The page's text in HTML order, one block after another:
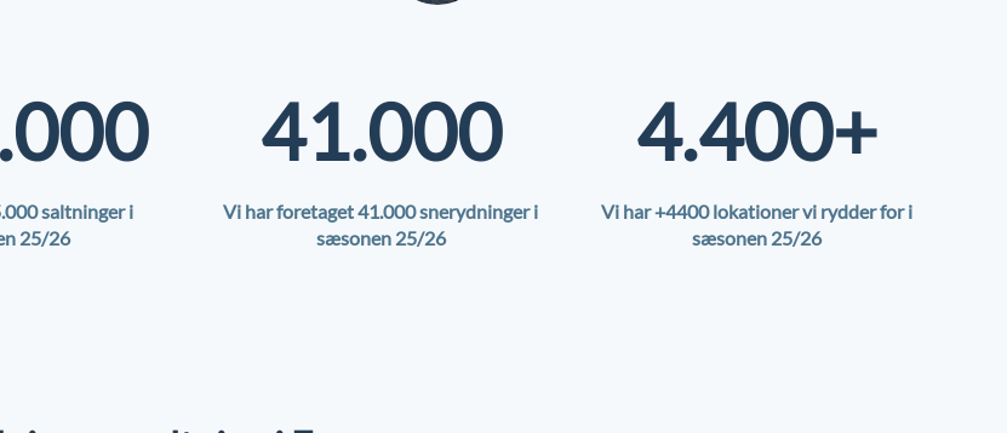
saltninger i
25/26
41.000
Vi har foretaget 41.000 snerydninger i
sæsonen 25/26
4.400+
Vi har +4400 lokationer vi rydder for i
sæsonen 25/26